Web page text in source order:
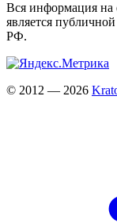
Вся информация на
является
РФ.
© 2012 — 2026